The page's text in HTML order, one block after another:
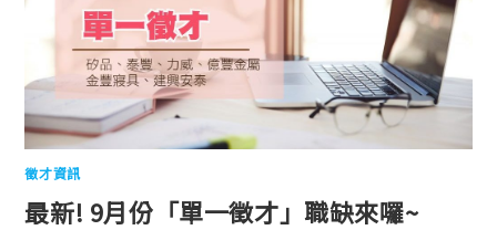
徵才資訊
最新! 9月份「單一徵才」職缺來囉~